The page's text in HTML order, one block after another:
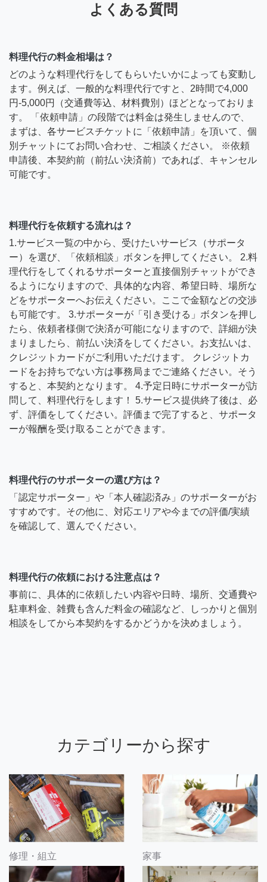
よくある質問
料理代行の料金相場は？
どのような料理代行をしてもらいたいかによっても変動し
ます。例えば、一般的な料理代行ですと、2時間で4,000
円-5,000円（交通費等込、材料費別）ほどとなっておりま
す。 「依頼申請」の段階では料金は発生しませんので、
まずは、各サービスチケットに「依頼申請」を頂いて、個
別チャットにてお問い合わせ、ご相談ください。 ※依頼
申請後、本契約前（前払い決済前）であれば、キャンセル
可能です。
料理代行を依頼する流れは？
1.サービス一覧の中から、受けたいサービス（サポータ
ー）を選び、「依頼相談」ボタンを押してください。 2.料
理代行をしてくれるサポーターと直接個別チャットができ
るようになりますので、具体的な内容、希望日時、場所な
どをサポーターへお伝えください。ここで金額などの交渉
も可能です。 3.サポーターが「引き受ける」ボタンを押し
たら、依頼者様側で決済が可能になりますので、詳細が決
まりましたら、前払い決済をしてください。お支払いは、
クレジットカードがご利用いただけます。 クレジットカ
ードをお持ちでない方は事務局までご連絡ください。そう
すると、本契約となります。 4.予定日時にサポーターが訪
問して、料理代行をします！ 5.サービス提供終了後は、必
ず、評価をしてください。評価まで完了すると、サポータ
ーが報酬を受け取ることができます。
料理代行のサポーターの選び方は？
「認定サポーター」や「本人確認済み」のサポーターがお
すすめです。その他に、対応エリアや今までの評価/実績
を確認して、選んでください。
料理代行の依頼における注意点は？
事前に、具体的に依頼したい内容や日時、場所、交通費や
駐車料金、雑費も含んだ料金の確認など、しっかりと個別
相談をしてから本契約をするかどうかを決めましょう。
カテゴリーから探す
修理・組立 家事